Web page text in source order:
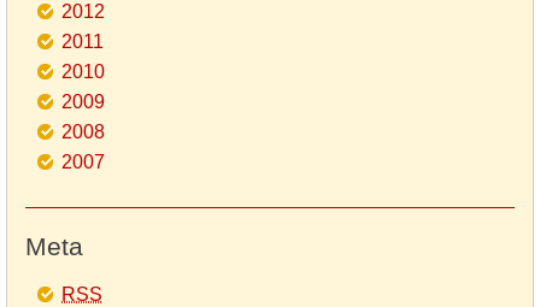
2012
2011
2010
2009
2008
2007
Meta
RSS